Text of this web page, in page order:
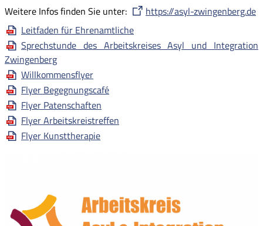
Weitere Infos finden Sie unter:
https://asyl-zwingenberg.de
Leitfaden für Ehrenamtliche
Sprechstunde des Arbeitskreises Asyl und Integration
Zwingenberg
Willkommensflyer
Flyer Begegnungscafé
Flyer Patenschaften
Flyer Arbeitskreistreffen
Flyer Kunsttherapie